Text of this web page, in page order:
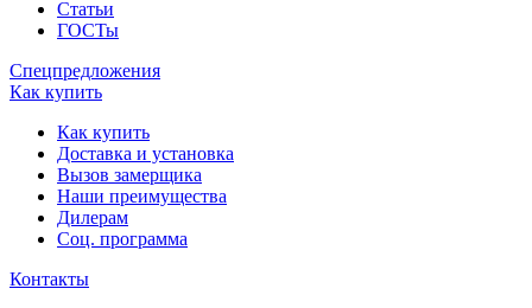
Статьи
ГОСТы
Спецпредложения
Как купить
Как купить
Доставка и установка
Вызов замерщика
Наши преимущества
Дилерам
Соц. программа
Контакты